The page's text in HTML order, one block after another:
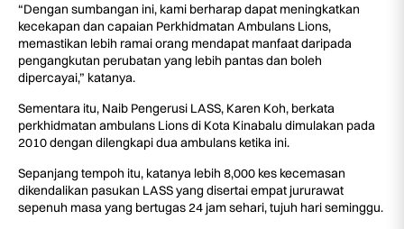
“Dengan sumbangan ini, kami berharap dapat meningkatkan
kecekapan dan capaian Perkhidmatan Ambulans Lions,
memastikan lebih ramai orang mendapat manfaat daripada
pengangkutan perubatan yang lebih pantas dan boleh
dipercayai,” katanya.
Sementara itu, Naib Pengerusi LASS, Karen Koh, berkata
perkhidmatan ambulans Lions di Kota Kinabalu dimulakan pada
2010 dengan dilengkapi dua ambulans ketika ini.
Sepanjang tempoh itu, katanya lebih 8,000 kes kecemasan
dikendalikan pasukan LASS yang disertai empat jururawat
sepenuh masa yang bertugas 24 jam sehari, tujuh hari seminggu.